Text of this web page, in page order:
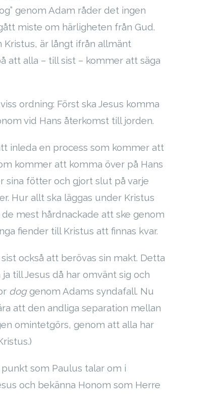
genom Adam råder det ingen
miste om härligheten från Gud.
Kristus, är långt ifrån allmänt
att alla – till sist – kommer att säga
ordning: Först ska Jesus komma
vid Hans återkomst till jorden.
inleda en process som kommer att
kommer att komma över på Hans
sina fötter och gjort slut på varje
Hur allt ska läggas under Kristus
mest hårdnackade att ske genom
fiender till Kristus att finnas kvar.
också att berövas sin makt. Detta
till Jesus då har omvänt sig och
doggenom Adams syndafall. Nu
att den andliga separation mellan
omintetgörs, genom att alla har
som Paulus talar om i
och bekänna Honom som Herre